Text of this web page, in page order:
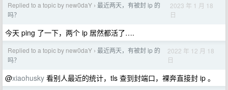
Replied to a topic by new0daY › 最近两天，有被封 ip 的
吗？
2023 年 1 月 18
日
今天 ping 了一下，两个 ip 居然都活了….
Replied to a topic by new0daY › 最近两天，有被封 ip 的
吗？
2022 年 12 月 18
日
@xiaohusky 看别人最近的统计，tls 查到封端口，裸奔直接封 ip 。